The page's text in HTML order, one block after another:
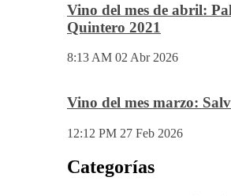
Quintero 2021
Vino del mes marzo:
12:12 PM 27 Feb 2026